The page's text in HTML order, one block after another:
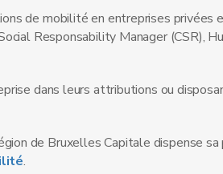
de mobilité en entreprises privées
Responsability Manager (CSR),
dans leurs attributions ou
de Bruxelles Capitale dispense sa
.